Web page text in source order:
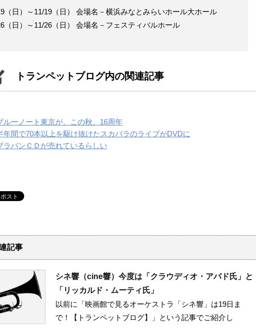
（日）～11/19（日） 会場名－横浜みなとみらいホール大ホール
（日）～11/26（日） 会場名－フェスティバルホール
トランペットブログ内の関連記事
ルーノート東京が、この秋、16周年
年間で70本以上を駆け抜けたスカパラのライブがDVDに
ラバンＣＤが売れているらしい
記事
シネ響（cine響）今度は「クラウディオ・アバド氏」と
「リッカルド・ムーティ氏」
以前に「映画館で見るオーケストラ「シネ響」は19日ま
で！【トランペットブログ】」という記事でご紹介し